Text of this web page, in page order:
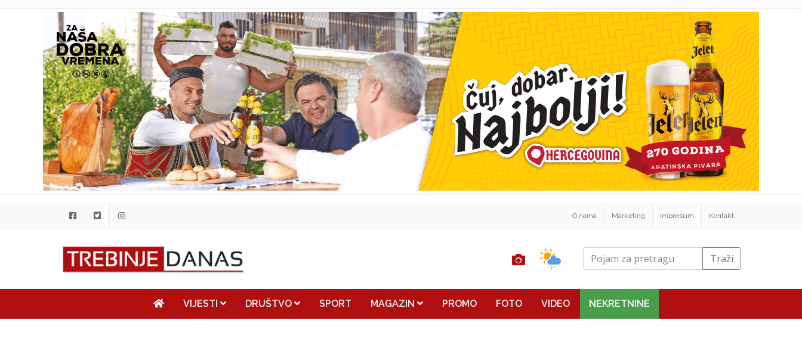
O nama Marketing Impresum Kontakt
Traži
VIJESTI DRUŠTVO SPORT MAGAZIN PROMO FOTO VIDEO NEKRETNINE